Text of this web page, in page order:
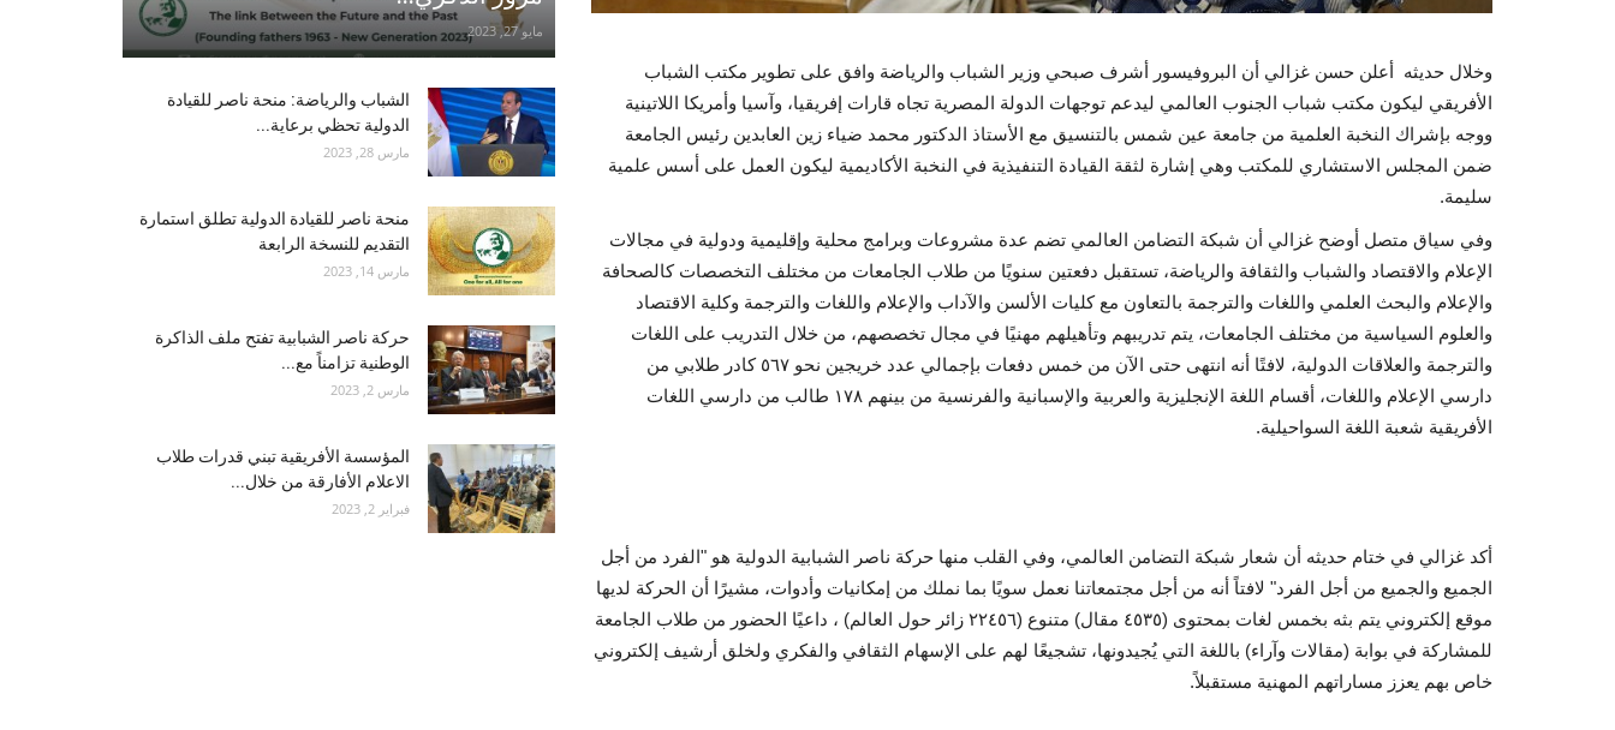
وخلال حديثه أعلن حسن غزالي أن البروفيسور أشرف صبحي وزير الشباب والرياضة وافق على تطوير مكتب الشباب
الأفريقي ليكون مكتب شباب الجنوب العالمي ليدعم توجهات الدولة المصرية تجاه قارات إفريقيا، وآسيا وأمريكا اللاتينية
ووجه بإشراك النخبة العلمية من جامعة عين شمس بالتنسيق مع الأستاذ الدكتور محمد ضياء زين العابدين رئيس الجامعة
ضمن المجلس الاستشاري للمكتب وهي إشارة لثقة القيادة التنفيذية في النخبة الأكاديمية ليكون العمل على أسس علمية
سليمة.
وفي سياق متصل أوضح غزالي أن شبكة التضامن العالمي تضم عدة مشروعات وبرامج محلية وإقليمية ودولية في مجالات
الإعلام والاقتصاد والشباب والثقافة والرياضة، تستقبل دفعتين سنويًا من طلاب الجامعات من مختلف التخصصات كالصحافة
والإعلام والبحث العلمي واللغات والترجمة بالتعاون مع كليات الألسن والآداب والإعلام واللغات والترجمة وكلية الاقتصاد
والعلوم السياسية من مختلف الجامعات، يتم تدريبهم وتأهيلهم مهنيًا في مجال تخصصهم، من خلال التدريب على اللغات
والترجمة والعلاقات الدولية، لافتًا أنه انتهى حتى الآن من خمس دفعات بإجمالي عدد خريجين نحو ٥٦٧ كادر طلابي من
دارسي الإعلام واللغات، أقسام اللغة الإنجليزية والعربية والإسبانية والفرنسية من بينهم ١٧٨ طالب من دارسي اللغات
الأفريقية شعبة اللغة السواحيلية.
أكد غزالي في ختام حديثه أن شعار شبكة التضامن العالمي، وفي القلب منها حركة ناصر الشبابية الدولية هو "الفرد من أجل
الجميع والجميع من أجل الفرد" لافتاً أنه من أجل مجتمعاتنا نعمل سويًا بما نملك من إمكانيات وأدوات، مشيرًا أن الحركة لديها
موقع إلكتروني يتم بثه بخمس لغات بمحتوى (٤٥٣٥ مقال) متنوع (٢٢٤٥٦ زائر حول العالم) ، داعيًا الحضور من طلاب الجامعة
للمشاركة في بوابة (مقالات وآراء) باللغة التي يُجيدونها، تشجيعًا لهم على الإسهام الثقافي والفكري ولخلق أرشيف إلكتروني
خاص بهم يعزز مساراتهم المهنية مستقبلاً.
مايو 27, 2023
الشباب والرياضة: منحة ناصر للقيادة
الدولية تحظي برعاية...
مارس 28, 2023
منحة ناصر للقيادة الدولية تطلق استمارة
التقديم للنسخة الرابعة
مارس 14, 2023
حركة ناصر الشبابية تفتح ملف الذاكرة
الوطنية تزامناً مع...
مارس 2, 2023
المؤسسة الأفريقية تبني قدرات طلاب
الاعلام الأفارقة من خلال...
فبراير 2, 2023